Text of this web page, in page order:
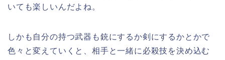
いても楽しいんだよね。
しかも自分の持つ武器も銃にするか剣にするかとかで
色々と変えていくと、相手と一緒に必殺技を決め込む